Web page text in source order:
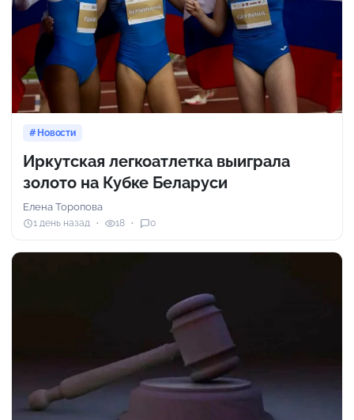
Новости
Иркутская легкоатлетка выиграла
золото на Кубке Беларуси
Елена Торопова
1 день назад 18 0